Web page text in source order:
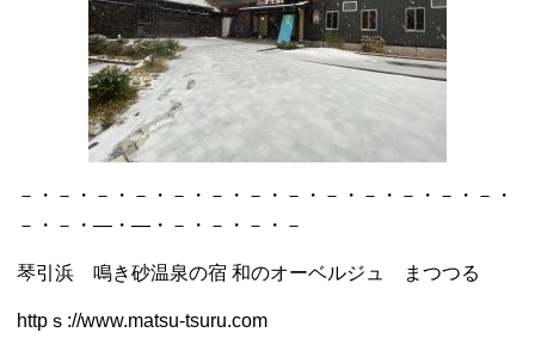
－・－・－・－・－・－・－・－・－・－・－・－・－・
－・－・―・―・－・－・－・－
琴引浜 鳴き砂温泉の宿 和のオーベルジュ まつつる
httpｓ://www.matsu-tsuru.com